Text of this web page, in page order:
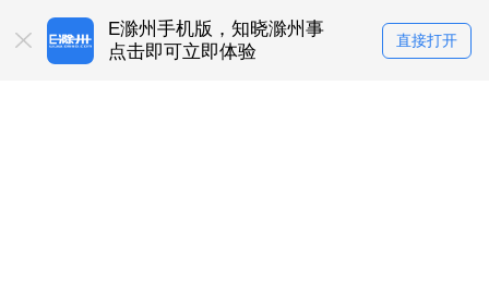
E滁州手机版，知晓滁州事
点击即可立即体验
直接打开